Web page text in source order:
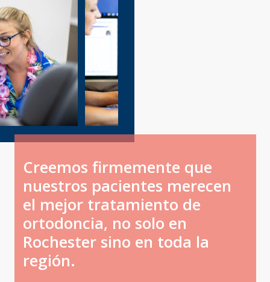
Creemos firmemente que
nuestros pacientes merecen
el mejor tratamiento de
ortodoncia, no solo en
Rochester sino en toda la
región.